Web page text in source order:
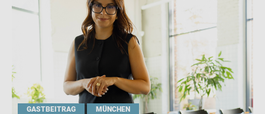
GASTBEITRAG MÜNCHEN